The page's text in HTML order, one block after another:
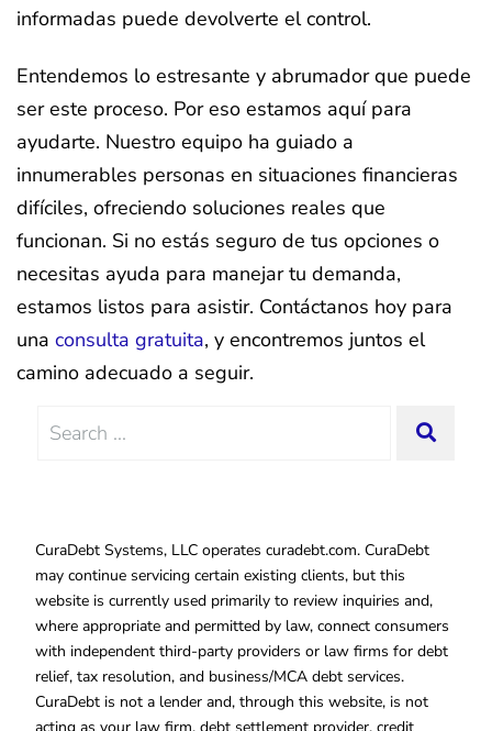
informadas puede devolverte el control.
Entendemos lo estresante y abrumador que puede
ser este proceso. Por eso estamos aquí para
ayudarte. Nuestro equipo ha guiado a
innumerables personas en situaciones financieras
difíciles, ofreciendo soluciones reales que
funcionan. Si no estás seguro de tus opciones o
necesitas ayuda para manejar tu demanda,
estamos listos para asistir. Contáctanos hoy para
una consulta gratuita, y encontremos juntos el
camino adecuado a seguir.
Search
CuraDebt Systems, LLC operates curadebt.com. CuraDebt
may continue servicing certain existing clients, but this
website is currently used primarily to review inquiries and,
where appropriate and permitted by law, connect consumers
with independent third-party providers or law firms for debt
relief, tax resolution, and business/MCA debt services.
CuraDebt is not a lender and, through this website, is not